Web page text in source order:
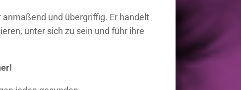
und übergriffig. Er handelt
unter sich zu sein und führ ihre